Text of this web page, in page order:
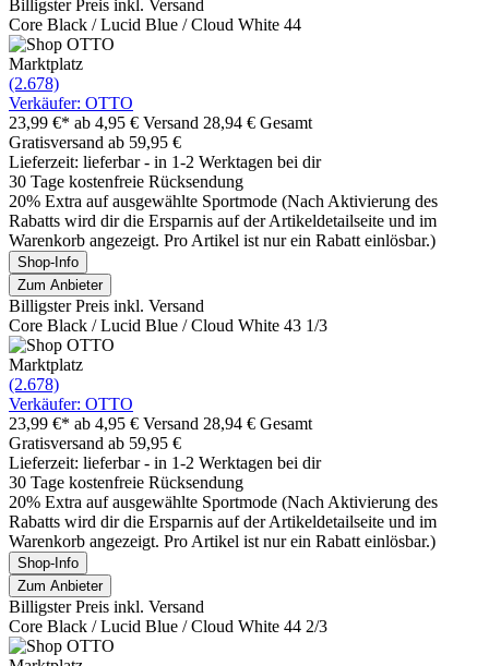
Billigster Preis inkl. Versand
Core Black / Lucid Blue / Cloud White 44
Marktplatz
(2.678)
Verkäufer: OTTO
23,99 €* ab 4,95 € Versand 28,94 € Gesamt
Gratisversand ab 59,95 €
Lieferzeit: lieferbar - in 1-2 Werktagen bei dir
30 Tage kostenfreie Rücksendung
20% Extra auf ausgewählte Sportmode (Nach Aktivierung des
Rabatts wird dir die Ersparnis auf der Artikeldetailseite und im
Warenkorb angezeigt. Pro Artikel ist nur ein Rabatt einlösbar.)
Shop-Info
Zum Anbieter
Billigster Preis inkl. Versand
Core Black / Lucid Blue / Cloud White 43 1/3
Marktplatz
(2.678)
Verkäufer: OTTO
23,99 €* ab 4,95 € Versand 28,94 € Gesamt
Gratisversand ab 59,95 €
Lieferzeit: lieferbar - in 1-2 Werktagen bei dir
30 Tage kostenfreie Rücksendung
20% Extra auf ausgewählte Sportmode (Nach Aktivierung des
Rabatts wird dir die Ersparnis auf der Artikeldetailseite und im
Warenkorb angezeigt. Pro Artikel ist nur ein Rabatt einlösbar.)
Shop-Info
Zum Anbieter
Billigster Preis inkl. Versand
Core Black / Lucid Blue / Cloud White 44 2/3